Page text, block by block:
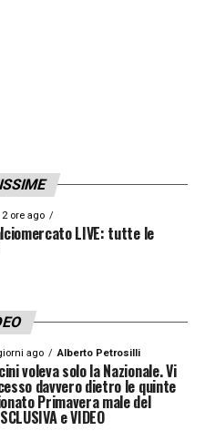
2 ore ago
LIVE: tutte le
ago Alberto Petrosilli
voleva solo la Nazionale. Vi
davvero dietro le quinte
Primavera male del
e VIDEO